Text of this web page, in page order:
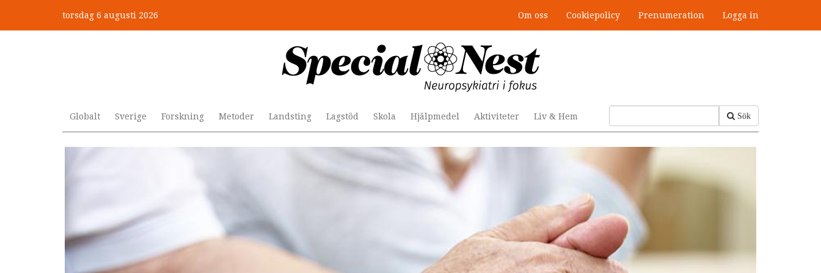
huvudinnehåll
torsdag 6 augusti 2026 Om oss Cookiepolicy Prenumeration Logga in
Sök
Globalt Sverige Forskning Metoder Landsting Lagstöd Skola Hjälpmedel Aktiviteter Liv & Hem
Mobbning vid autism och adhd: 4 lästips